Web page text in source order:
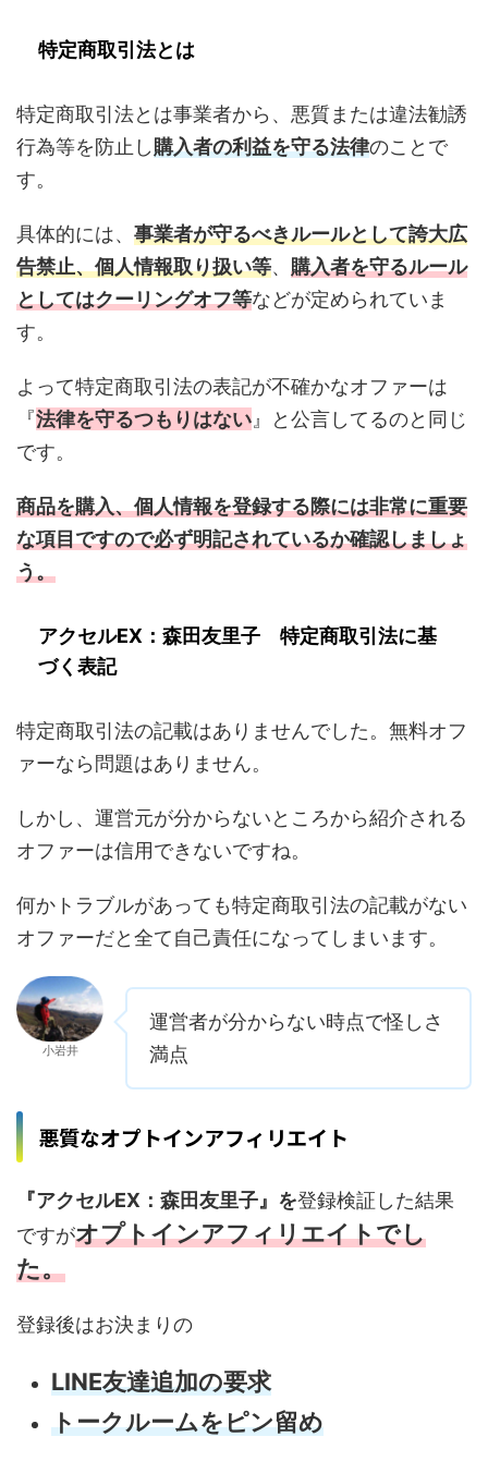
特定商取引法とは
特定商取引法とは事業者から、悪質または違法勧誘
行為等を防止し購入者の利益を守る法律のことで
す。
具体的には、 事業者が守るべきルールとして誇大広
告禁止、個人情報取り扱い等、 購入者を守るルール
としてはクーリングオフ等などが定められていま
す。
よって特定商取引法の表記が不確かなオファーは
『法律を守るつもりはない 』と公言してるのと同じ
です。
商品を購入、個人情報を登録する際には非常に重要
な項目ですので必ず明記されているか確認しましょ
う。
アクセルEX：森田友里子 特定商取引法に基
づく表記
特定商取引法の記載はありませんでした。無料オフ
ァーなら問題はありません。
しかし、運営元が分からないところから紹介される
オファーは信用できないですね。
何かトラブルがあっても特定商取引法の記載がない
オファーだと全て自己責任になってしまいます。
小岩井
運営者が分からない時点で怪しさ
満点
悪質なオプトインアフィリエイト
『アクセルEX：森田友里子』を登録検証した結果
ですがオプトインアフィリエイトでし
た。
登録後はお決まりの
LINE友達追加の要求
トークルームをピン留め